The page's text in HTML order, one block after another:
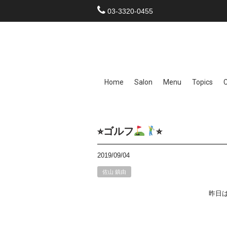
03-3320-0455
Home Salon Menu Topics
⭐︎ゴルフ ⭐︎
2019/09/04
佐山 鎮由
昨日